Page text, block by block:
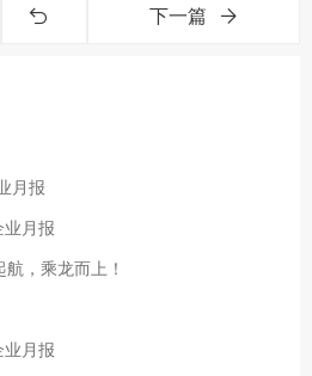
下一篇
月报
月报
，乘龙而上！
月报